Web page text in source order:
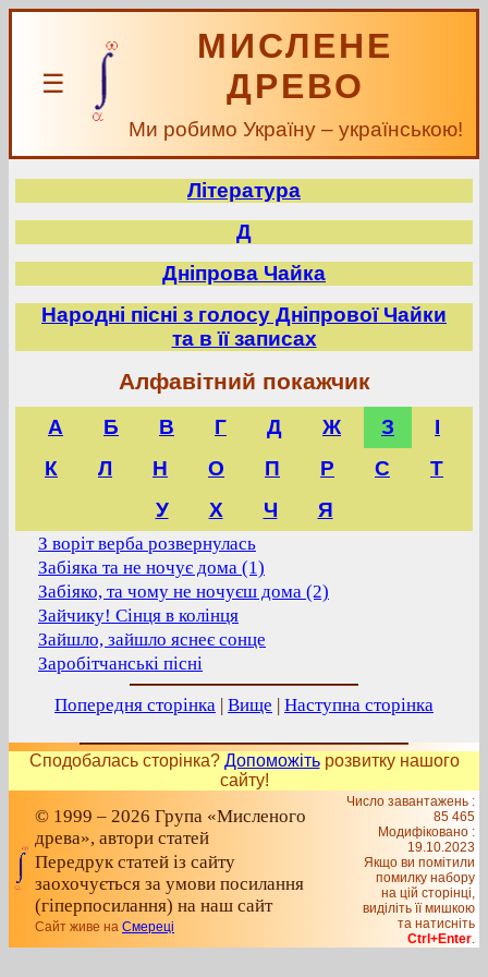
☰
МИСЛЕНЕ
ДРЕВО
Ми робимо Україну – українською!
Література
Д
Дніпрова Чайка
Народні пісні з голосу Дніпрової Чайки
та в її записах
Алфавітний покажчик
А Б В Г Д Ж З
І
К
Л Н О П Р С
Т
У
Х Ч Я
З воріт верба розвернулась
Забіяка та не ночує дома (1)
Забіяко, та чому не ночуєш дома (2)
Зайчику! Сінця в колінця
Зайшло, зайшло яснеє сонце
Заробітчанські пісні
Попередня сторінка | Вище | Наступна сторінка
Сподобалась сторінка? Допоможітьрозвитку нашого
сайту!
© 1999 – 2026 Група «Мисленого
древа», автори статей
Передрук статей із сайту
заохочується за умови посилання
(гіперпосилання) на наш сайт
Сайт живе на Смереці
Число завантажень :
85 465
Модифіковано :
19.10.2023
Якщо ви помітили
помилку набору
на цiй сторiнцi,
видiлiть її мишкою
та натисніть
Ctrl+Enter.